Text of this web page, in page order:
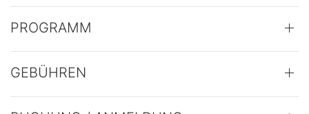
PROGRAMM
GEBÜHREN